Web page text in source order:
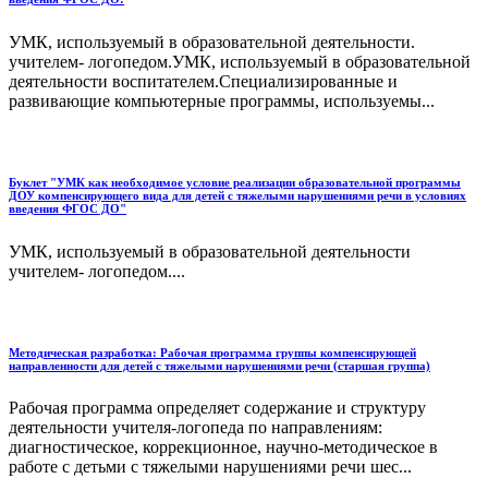
УМК, используемый в образовательной деятельности.
учителем- логопедом.УМК, используемый в образовательной
деятельности воспитателем.Специализированные и
развивающие компьютерные программы, используемы...
Буклет "УМК как необходимое условие реализации образовательной программы
ДОУ компенсирующего вида для детей с тяжелыми нарушениями речи в условиях
введения ФГОС ДО"
УМК, используемый в образовательной деятельности
учителем- логопедом....
Методическая разработка: Рабочая программа группы компенсирующей
направленности для детей с тяжелыми нарушениями речи (старшая группа)
Рабочая программа определяет содержание и структуру
деятельности учителя-логопеда по направлениям:
диагностическое, коррекционное, научно-методическое в
работе с детьми с тяжелыми нарушениями речи шес...